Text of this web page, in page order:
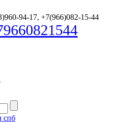
94-17, +7(966)082-15-44
спб